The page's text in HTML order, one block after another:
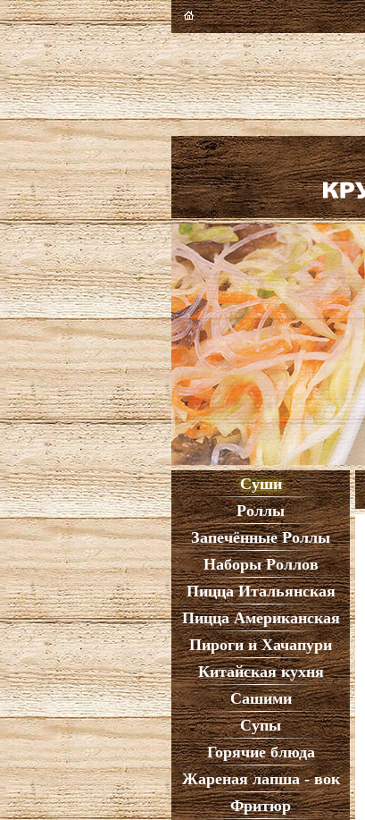
Суши
Роллы
Запечённые Роллы
Наборы Роллов
Пицца Итальянская
Пицца Американская
Пироги и Хачапури
Китайская кухня
Сашими
Супы
Горячие блюда
Жареная лапша - вок
Фритюр